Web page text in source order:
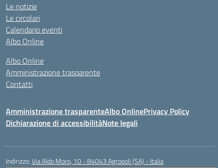
Le notizie
Le circolari
Calendario eventi
Albo Online
Albo Online
Amministrazione trasparente
Contatti
Amministrazione trasparenteAlbo OnlinePrivacy Policy
Dichiarazione di accessibilitàNote legali
Indirizzo:Via Aldo Moro, 10 - 84043 Agropoli (SA) - Italia